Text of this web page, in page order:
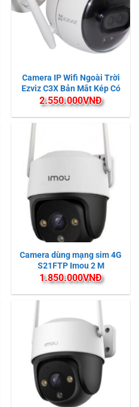
Camera IP Wifi Ngoài Trời
Ezviz C3X Bản Mắt Kép Có
Màu Ban Đêm
2.550.000VNĐ
Camera dùng mạng sim 4G
S21FTP Imou 2 M
1.850.000VNĐ